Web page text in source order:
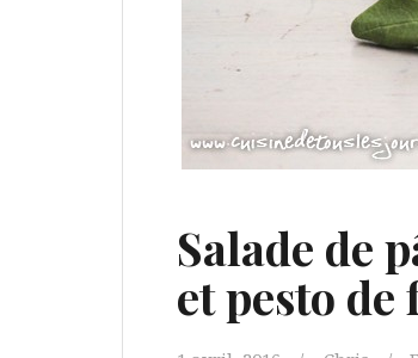
Salade de
et pesto de